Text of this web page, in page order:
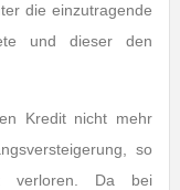
die einzutragende
und dieser den
Kredit nicht mehr
so
verloren. Da bei